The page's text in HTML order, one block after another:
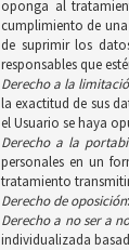
oponga al
cumplimiento de
de suprimir los
responsables que
Derecho a la
la exactitud de sus
el Usuario se haya
Derecho a la
personales en un
tratamiento
Derecho de oposición
Derecho a no ser a
individualizada